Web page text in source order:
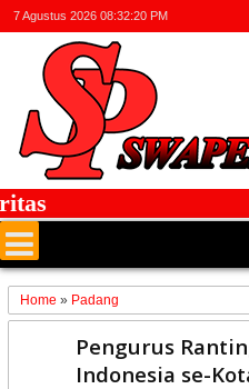
7 Agustus 2026 08:32:20 PM
Home » Padang
Pengurus
Indonesia se-